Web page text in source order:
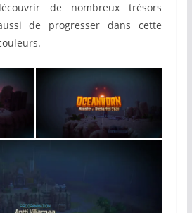
de nombreux trésors
de progresser dans cette